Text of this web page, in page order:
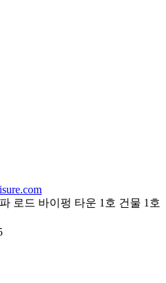
로드 바이펑 타운 1호 건물 1호